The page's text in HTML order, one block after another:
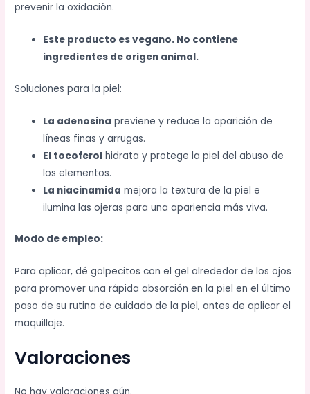
prevenir la oxidación.
Este producto es vegano. No contiene
ingredientes de origen animal.
Soluciones para la piel:
La adenosina previene y reduce la aparición de
líneas finas y arrugas.
El tocoferol hidrata y protege la piel del abuso de
los elementos.
La niacinamida mejora la textura de la piel e
ilumina las ojeras para una apariencia más viva.
Modo de empleo:
Para aplicar, dé golpecitos con el gel alrededor de los ojos
para promover una rápida absorción en la piel en el último
paso de su rutina de cuidado de la piel, antes de aplicar el
maquillaje.
Valoraciones